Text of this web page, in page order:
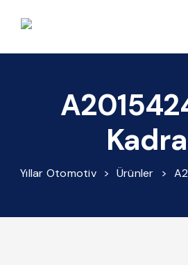
Yıllar Otomotiv > Ürünler >